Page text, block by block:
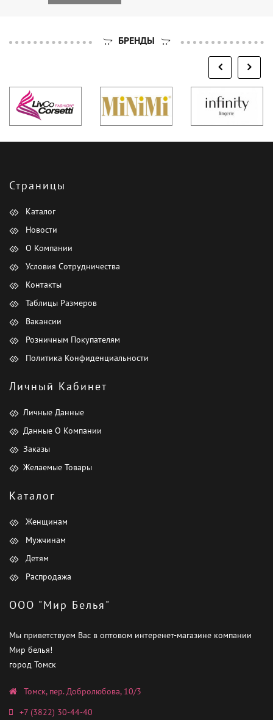
БРЕНДЫ
Страницы
Каталог
Новости
О Компании
Условия Сотрудничества
Контакты
Таблицы Размеров
Вакансии
Розничным Покупателям
Политика Конфиденциальности
Личный Кабинет
Личные Данные
Данные О Компании
Заказы
Желаемые Товары
Каталог
Женщинам
Мужчинам
Детям
Распродажа
ООО "Мир Белья"
Мы приветствуем Вас в оптовом интеренет-магазине компании
Мир белья!
город Томск
Томск, пер. Добролюбова, 10/3
+7 (3822) 30-44-40